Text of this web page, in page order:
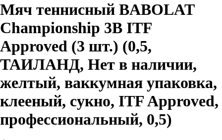
Мяч теннисный BABOLAT
Championship 3B ITF
Approved (3 шт.) (0,5,
ТАИЛАНД, Нет в наличии,
желтый, ваккумная упаковка,
клееный, сукно, ITF Approved,
профессиональный, 0,5)